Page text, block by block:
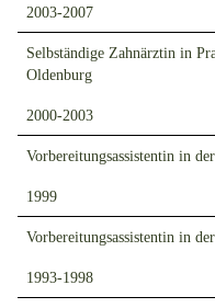
2003-2007
Selbständige Zahnärztin in
Oldenburg
2000-2003
Vorbereitungsassistentin in
1999
Vorbereitungsassistentin in
1993-1998